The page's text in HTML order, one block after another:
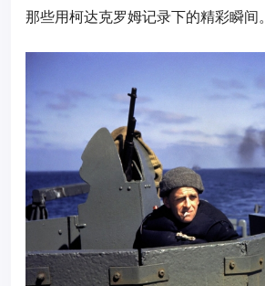
那些用柯达克罗姆记录下的精彩瞬间。